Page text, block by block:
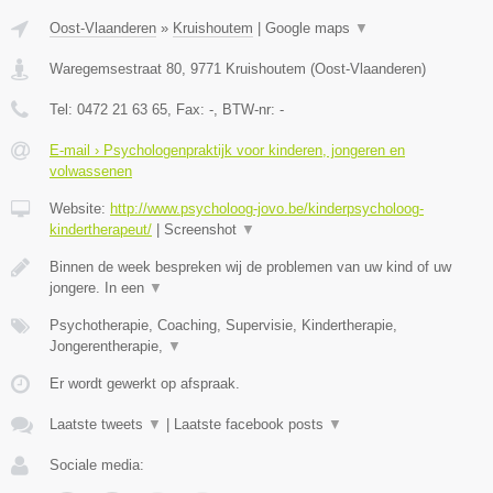
Oost-Vlaanderen » Kruishoutem Google maps ▼
Waregemsestraat 80, 9771 Kruishoutem (Oost-Vlaanderen)
Tel: 0472 21 63 65, Fax: -, BTW-nr: -
E-mail › Psychologenpraktijk voor kinderen, jongeren en
volwassenen
Website: http://www.psycholoog-jovo.be/kinderpsycholoog-
kindertherapeut/
Screenshot ▼
Binnen de week bespreken wij de problemen van uw kind of uw
jongere. In een ▼
Psychotherapie, Coaching, Supervisie, Kindertherapie,
Jongerentherapie, ▼
Er wordt gewerkt op afspraak.
Laatste tweets ▼ Laatste facebook posts ▼
Sociale media: